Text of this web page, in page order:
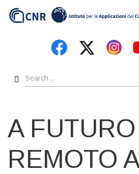
Search
A FUTURO
REMOTO A